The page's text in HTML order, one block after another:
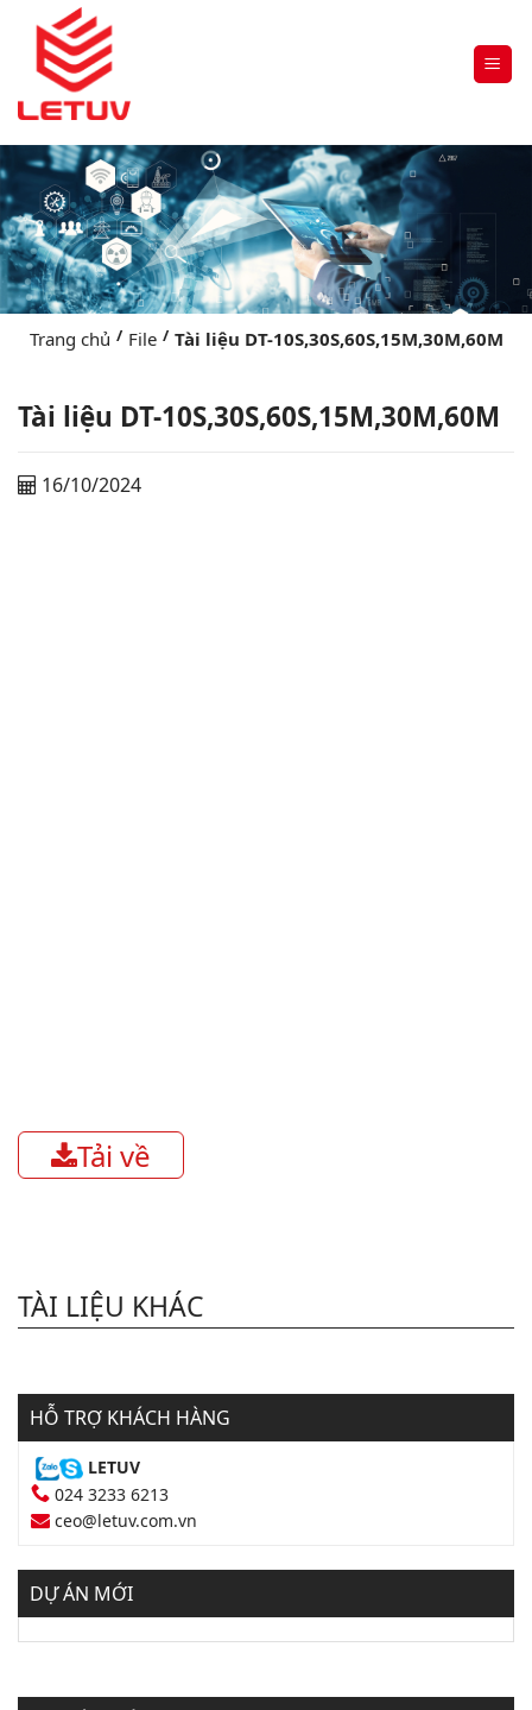
Trang chủ / File / Tài liệu DT-10S,30S,60S,15M,30M,60M
Tài liệu DT-10S,30S,60S,15M,30M,60M
16/10/2024
Tải về
TÀI LIỆU KHÁC
HỖ TRỢ KHÁCH HÀNG
LETUV
024 3233 6213
ceo@letuv.com.vn
DỰ ÁN MỚI